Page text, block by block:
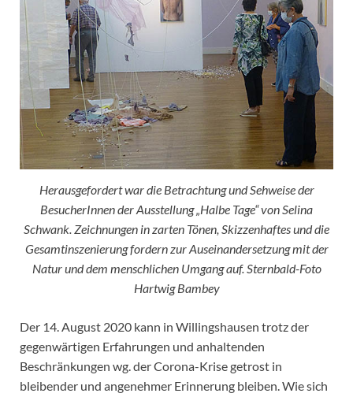
Herausgefordert war die Betrachtung und Sehweise der
BesucherInnen der Ausstellung „Halbe Tage“ von Selina
Schwank. Zeichnungen in zarten Tönen, Skizzenhaftes und die
Gesamtinszenierung fordern zur Auseinandersetzung mit der
Natur und dem menschlichen Umgang auf. Sternbald-Foto
Hartwig Bambey
Der 14. August 2020 kann in Willingshausen trotz der
gegenwärtigen Erfahrungen und anhaltenden
Beschränkungen wg. der Corona-Krise getrost in
bleibender und angenehmer Erinnerung bleiben. Wie sich